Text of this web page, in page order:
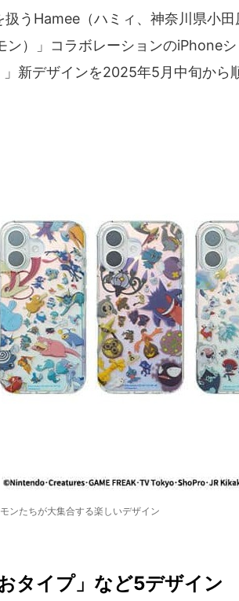
うHamee（ハミィ、神奈川県小田
）」コラボレーションのiPhone
新デザインを2025年5月中旬から
ンたちが大集合する楽しいデザイン
タイプ」など5デザイン